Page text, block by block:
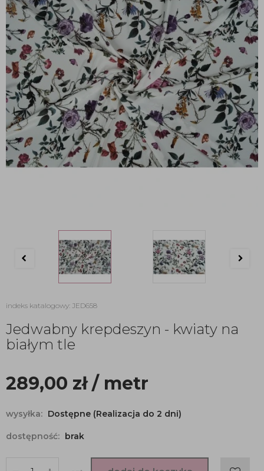
indeks katalogowy: JED658
Jedwabny krepdeszyn - kwiaty na
białym tle
289,00 zł/ metr
wysyłka: Dostępne (Realizacja do 2 dni)
dostępność: brak